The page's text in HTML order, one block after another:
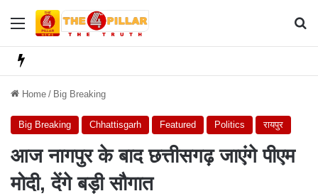
Menu
Home / Big Breaking
Big Breaking Chhattisgarh Featured Politics रायपुर
आज नागपुर के बाद छत्तीसगढ़ जाएंगे पीएम
मोदी, देंगे बड़ी सौगात